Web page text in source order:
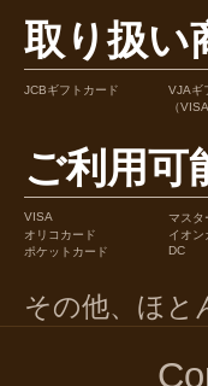
取り扱い
JCBギフトカード
VJAギ
（VISA
ご利用可
VISA マスタ
オリコカード
イオン
ポケットカード
DC
その他、ほと